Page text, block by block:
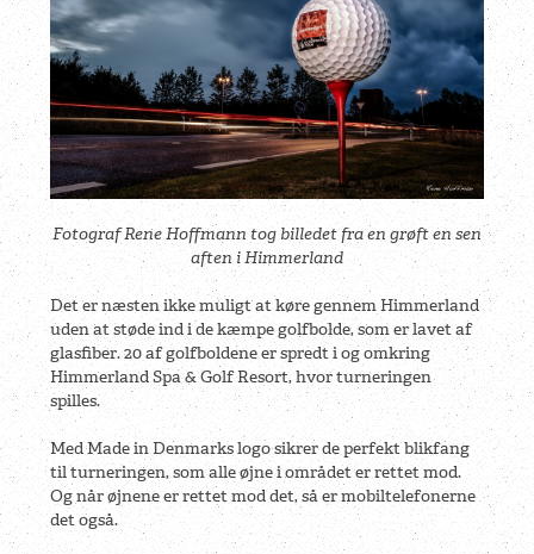
Fotograf Rene Hoffmann tog billedet fra en grøft en sen
aften i Himmerland
Det er næsten ikke muligt at køre gennem Himmerland
uden at støde ind i de kæmpe golfbolde, som er lavet af
glasfiber. 20 af golfboldene er spredt i og omkring
Himmerland Spa & Golf Resort, hvor turneringen
spilles.
Med Made in Denmarks logo sikrer de perfekt blikfang
til turneringen, som alle øjne i området er rettet mod.
Og når øjnene er rettet mod det, så er mobiltelefonerne
det også.